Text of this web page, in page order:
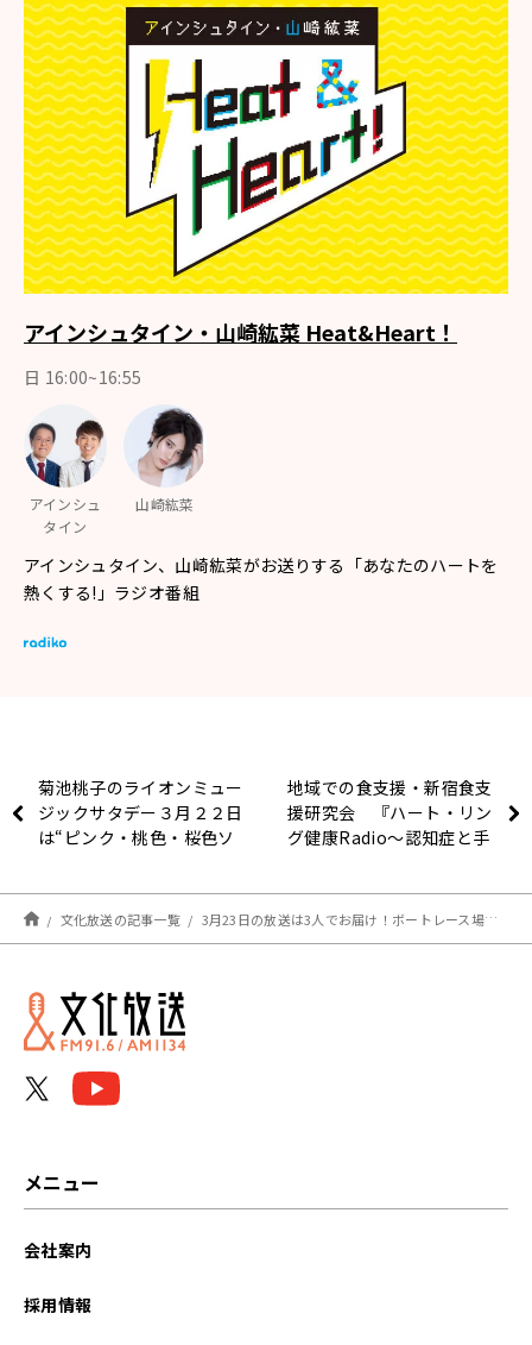
アインシュタイン・山崎紘菜 Heat&Heart！
日 16:00~16:55
アインシュ
タイン
山崎紘菜
アインシュタイン、山崎紘菜がお送りする「あなたのハートを
熱くする!」ラジオ番組
菊池桃子のライオンミュー
ジックサタデー３月２２日
は“ピンク・桃色・桜色ソ
た！
地域での食支援・新宿食支
援研究会 『ハート・リン
グ健康Radio～認知症と手
文化放送の記事一覧 3月23日の放送は3人でお届け！ボートレース場で邪気払い！『アインシュタイン・山崎紘菜 Heat&Heart!』
メニュー
会社案内
採用情報